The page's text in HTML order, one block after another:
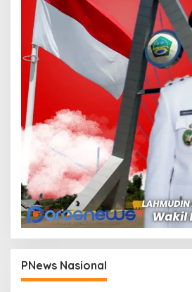
PNews Nasional